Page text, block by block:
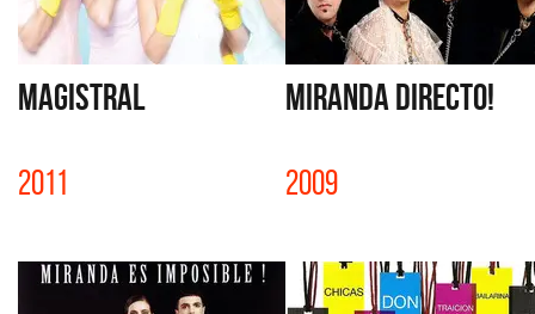
MAGISTRAL
2011
MIRANDA DIRECTO!
2009